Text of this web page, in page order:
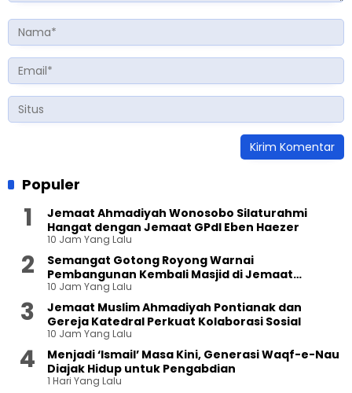
Populer
Jemaat Ahmadiyah Wonosobo Silaturahmi
Hangat dengan Jemaat GPdI Eben Haezer
10 Jam Yang Lalu
Semangat Gotong Royong Warnai
Pembangunan Kembali Masjid di Jemaat
Ahmadiyah Sukapura
10 Jam Yang Lalu
Jemaat Muslim Ahmadiyah Pontianak dan
Gereja Katedral Perkuat Kolaborasi Sosial
10 Jam Yang Lalu
Menjadi ‘Ismail’ Masa Kini, Generasi Waqf-e-Nau
Diajak Hidup untuk Pengabdian
1 Hari Yang Lalu